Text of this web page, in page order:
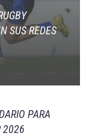
SUS REDES
PARA
2026